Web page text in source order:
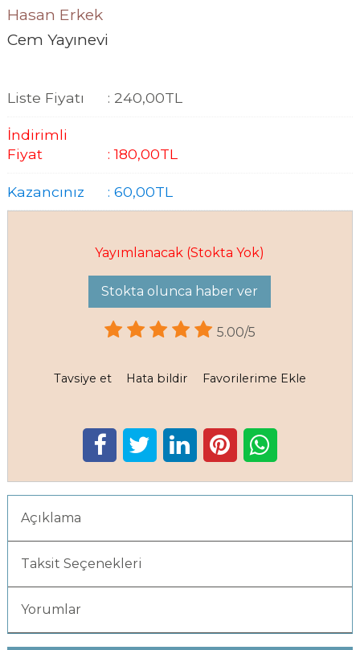
Hasan Erkek
Cem Yayınevi
Liste Fiyatı : 240,00TL
İndirimli
Fiyat
:180,00TL
Kazancınız : 60,00TL
Yayımlanacak (Stokta Yok)
Stokta olunca haber ver
5.00/5
Tavsiye et Hata bildir Favorilerime Ekle
Açıklama
Taksit Seçenekleri
Yorumlar